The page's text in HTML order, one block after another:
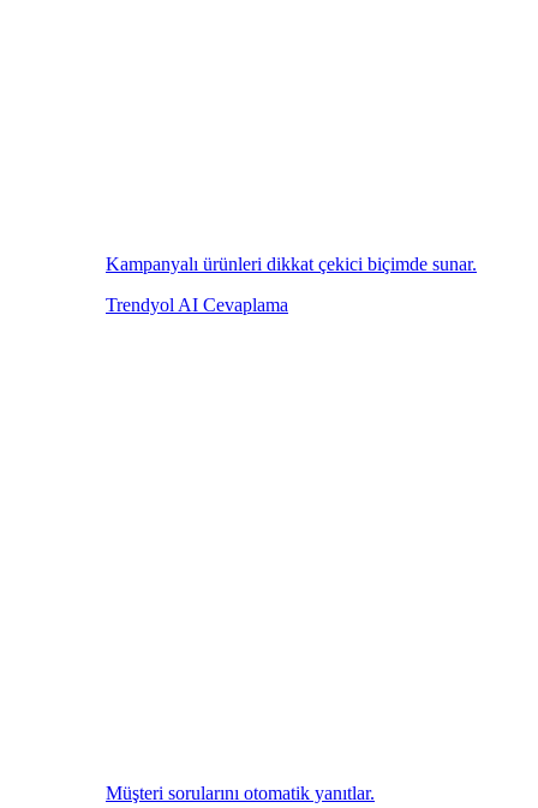
Kampanyalı ürünleri dikkat çekici biçimde sunar.
Trendyol AI Cevaplama
Müşteri sorularını otomatik yanıtlar.